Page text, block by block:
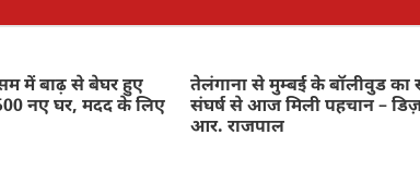
में बाढ़ से बेघर हुए
नए घर, मदद के लिए
तेलंगाना से मुम्बई के बॉलीवुड का
संघर्ष से आज मिली पहचान –
आर. राजपाल